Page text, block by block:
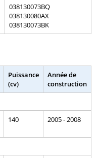
038130073BQ
038130080AX
038130073BK
Puissance
(cv)
Année de
construction
140 2005 - 2008